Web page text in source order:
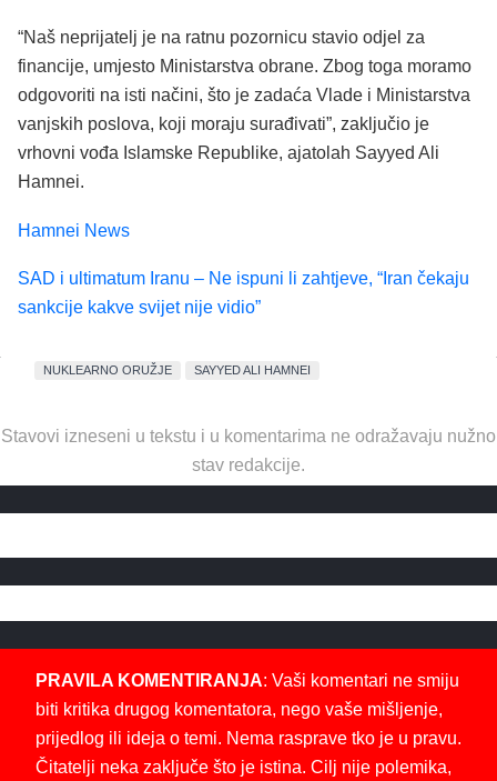
“Naš neprijatelj je na ratnu pozornicu stavio odjel za
financije, umjesto Ministarstva obrane. Zbog toga moramo
odgovoriti na isti načini, što je zadaća Vlade i Ministarstva
vanjskih poslova, koji moraju surađivati”, zaključio je
vrhovni vođa Islamske Republike, ajatolah Sayyed Ali
Hamnei.
Hamnei News
SAD i ultimatum Iranu – Ne ispuni li zahtjeve, “Iran čekaju
sankcije kakve svijet nije vidio”
NUKLEARNO ORUŽJE SAYYED ALI HAMNEI
Stavovi izneseni u tekstu i u komentarima ne odražavaju nužno
stav redakcije.
PRAVILA KOMENTIRANJA: Vaši komentari ne smiju
biti kritika drugog komentatora, nego vaše mišljenje,
prijedlog ili ideja o temi. Nema rasprave tko je u pravu.
Čitatelji neka zaključe što je istina. Cilj nije polemika,